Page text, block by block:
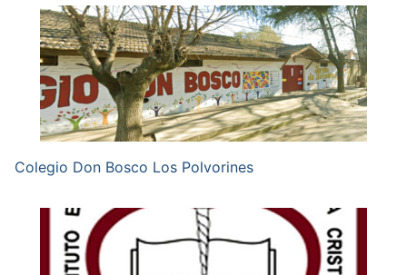
Colegio Don Bosco Los Polvorines